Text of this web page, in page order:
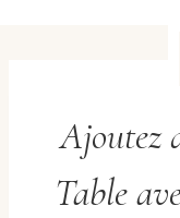
Ajoutez
Table